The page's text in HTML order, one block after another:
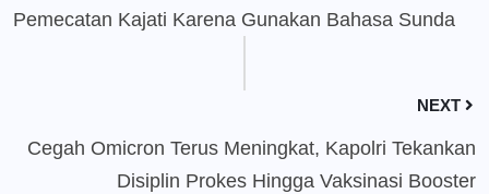
Pemecatan Kajati Karena Gunakan Bahasa Sunda
NEXT
Cegah Omicron Terus Meningkat, Kapolri Tekankan
Disiplin Prokes Hingga Vaksinasi Booster